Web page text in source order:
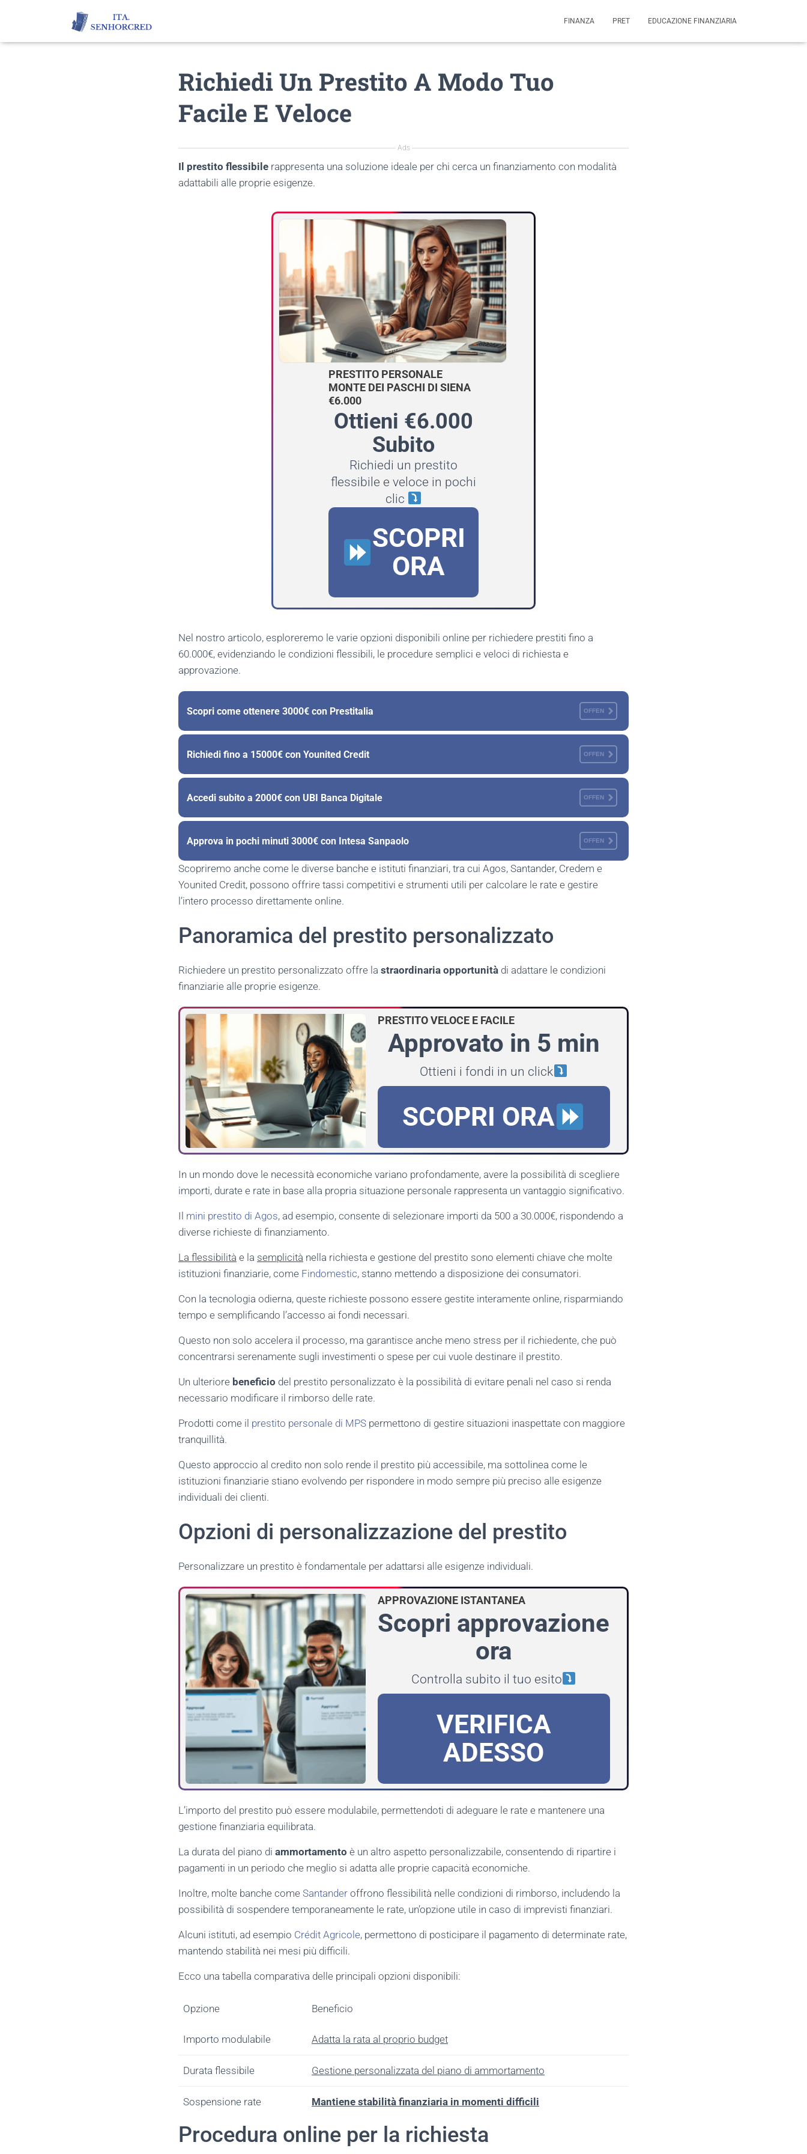
FINANZA PRET EDUCAZIONE FINANZIARIA
Richiedi Un Prestito A Modo Tuo
Facile E Veloce
Ads
Il prestito flessibile rappresenta una soluzione ideale per chi cerca un finanziamento con modalità
adattabili alle proprie esigenze.
PRESTITO PERSONALE
MONTE DEI PASCHI DI SIENA
€6.000
Ottieni €6.000
Subito
Richiedi un prestito
flessibile e veloce in pochi
clic
SCOPRI
ORA
Nel nostro articolo, esploreremo le varie opzioni disponibili online per richiedere prestiti fino a
60.000€, evidenziando le condizioni flessibili, le procedure semplici e veloci di richiesta e
approvazione.
Scopri come ottenere 3000€ con Prestitalia OFFEN
Richiedi fino a 15000€ con Younited Credit OFFEN
Accedi subito a 2000€ con UBI Banca Digitale OFFEN
Approva in pochi minuti 3000€ con Intesa Sanpaolo OFFEN
Scopriremo anche come le diverse banche e istituti finanziari, tra cui Agos, Santander, Credem e
Younited Credit, possono offrire tassi competitivi e strumenti utili per calcolare le rate e gestire
l’intero processo direttamente online.
Panoramica del prestito personalizzato
Richiedere un prestito personalizzato offre la straordinaria opportunità di adattare le condizioni
finanziarie alle proprie esigenze.
PRESTITO VELOCE E FACILE
Approvato in 5 min
Ottieni i fondi in un click
SCOPRI ORA
In un mondo dove le necessità economiche variano profondamente, avere la possibilità di scegliere
importi, durate e rate in base alla propria situazione personale rappresenta un vantaggio significativo.
Il mini prestito di Agos, ad esempio, consente di selezionare importi da 500 a 30.000€, rispondendo a
diverse richieste di finanziamento.
La flessibilità e la semplicità nella richiesta e gestione del prestito sono elementi chiave che molte
istituzioni finanziarie, come Findomestic, stanno mettendo a disposizione dei consumatori.
Con la tecnologia odierna, queste richieste possono essere gestite interamente online, risparmiando
tempo e semplificando l’accesso ai fondi necessari.
Questo non solo accelera il processo, ma garantisce anche meno stress per il richiedente, che può
concentrarsi serenamente sugli investimenti o spese per cui vuole destinare il prestito.
Un ulteriore beneficio del prestito personalizzato è la possibilità di evitare penali nel caso si renda
necessario modificare il rimborso delle rate.
Prodotti come il prestito personale di MPS permettono di gestire situazioni inaspettate con maggiore
tranquillità.
Questo approccio al credito non solo rende il prestito più accessibile, ma sottolinea come le
istituzioni finanziarie stiano evolvendo per rispondere in modo sempre più preciso alle esigenze
individuali dei clienti.
Opzioni di personalizzazione del prestito
Personalizzare un prestito è fondamentale per adattarsi alle esigenze individuali.
APPROVAZIONE ISTANTANEA
Scopri approvazione
ora
Controlla subito il tuo esito
VERIFICA
ADESSO
L’importo del prestito può essere modulabile, permettendoti di adeguare le rate e mantenere una
gestione finanziaria equilibrata.
La durata del piano di ammortamento è un altro aspetto personalizzabile, consentendo di ripartire i
pagamenti in un periodo che meglio si adatta alle proprie capacità economiche.
Inoltre, molte banche come Santander offrono flessibilità nelle condizioni di rimborso, includendo la
possibilità di sospendere temporaneamente le rate, un’opzione utile in caso di imprevisti finanziari.
Alcuni istituti, ad esempio Crédit Agricole, permettono di posticipare il pagamento di determinate rate,
mantendo stabilità nei mesi più difficili.
Ecco una tabella comparativa delle principali opzioni disponibili:
Opzione Beneficio
Importo modulabile Adatta la rata al proprio budget
Durata flessibile Gestione personalizzata del piano di ammortamento
Sospensione rate Mantiene stabilità finanziaria in momenti difficili
Procedura online per la richiesta